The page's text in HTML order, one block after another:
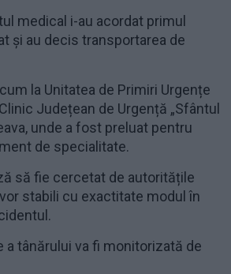
medical i-au acordat primul
și au decis transportarea de
la Unitatea de Primiri Urgențe
Județean de Urgență „Sfântul
unde a fost preluat pentru
de specialitate.
să fie cercetat de autoritățile
stabili cu exactitate modul în
a tânărului va fi monitorizată de